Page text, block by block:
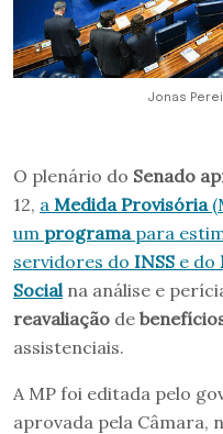
Jonas
O plenário do Senado
12, a Medida Provisória
um programapara
servidores do INSS e do
Social na análise e
reavaliação de
assistenciais.
A MP foi editada pelo
aprovada pela Câmara,